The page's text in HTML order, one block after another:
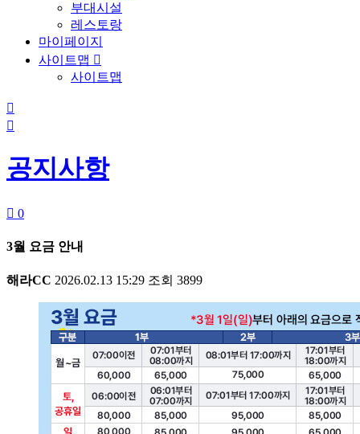
부대시설
레스토랑
마이페이지
사이트맵 
사이트맵


공지사항
 0
3월 요금 안내
해라CC 2026.02.13 15:29 조회 3899